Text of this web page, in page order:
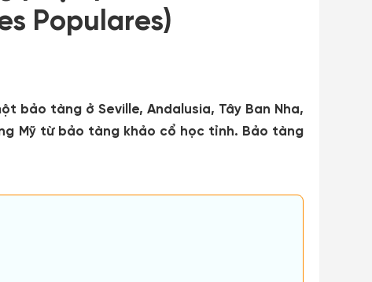
Populares)
bảo tàng ở Seville, Andalusia, Tây Ban Nha,
Mỹ từ bảo tàng khảo cổ học tỉnh. Bảo tàng